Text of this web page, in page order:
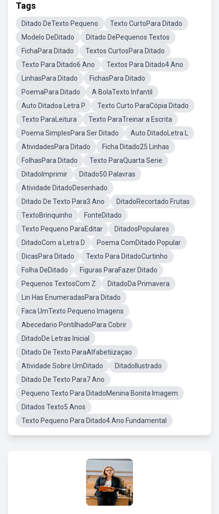
Tags
Ditado DeTexto Pequeno
Texto CurtoPara Ditado
Modelo DeDitado
Ditado DePequenos Textos
FichaPara Ditado
Textos CurtosPara Ditado
Texto Para Ditado6 Ano
Textos Para Ditado4 Ano
LinhasPara Ditado
FichasPara Ditado
PoemaPara Ditado
A BolaTexto Infantil
Auto Ditadoa Letra P
Texto Curto ParaCópia Ditado
Texto ParaLeitura
Texto ParaTreinar a Escrita
Poema SimplesPara Ser Ditado
Auto DitadoLetra L
AtividadesPara Ditado
Ficha Ditado25 Linhas
FolhasPara Ditado
Texto ParaQuarta Serie
DitadoImprimir
Ditado50 Palavras
Atividade DitadoDesenhado
Ditado De Texto Para3 Ano
DitadoRecortado Frutas
TextoBrinquinho
FonteDitado
Texto Pequeno ParaEditar
DitadosPopulares
DitadoCom a Letra D
Poema ComDitado Popular
DicasPara Ditado
Texto Para DitadoCurtinho
Folha DeDitado
Figuras ParaFazer Ditado
Pequenos TextosCom Z
DitadoDa Primavera
Lin Has EnumeradasPara Ditado
Faca UmTexto Pequeno Imagens
Abecedario PontilhadoPara Cobrir
DitadoDe Letras Inicial
Ditado De Texto ParaAlfabetiizaçao
Atividade Sobre UmDitado
DitadoIlustrado
Ditado De Texto Para7 Ano
Pequeno Texto Para DitadoMenina Bonita Imagem
Ditados Texto5 Anos
Texto Pequeno Para Ditado4 Ano Fundamental